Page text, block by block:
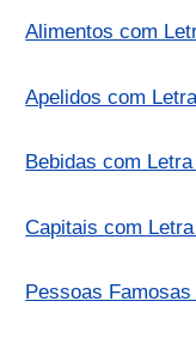
Alimentos com
Apelidos com
Bebidas com Letra
Capitais com
Pessoas